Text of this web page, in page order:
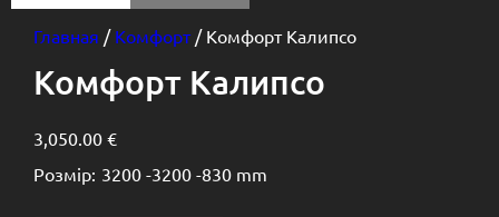
Главная / Комфорт/ Комфорт Калипсо
Комфорт Калипсо
3,050.00 €
Розмір: 3200 -3200 -830 mm